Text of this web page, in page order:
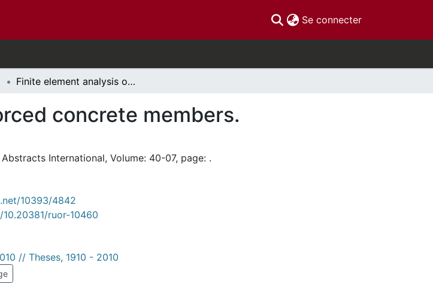
Se connecter(current)
Finite element analysis of reinforced concrete members.
concrete members.
International, Volume: 40-07, page: .
10393/4842
ruor-10460
// Theses, 1910 - 2010